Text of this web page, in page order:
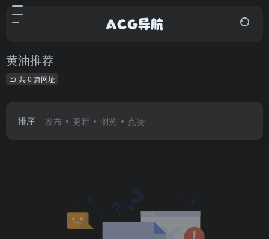
黄油推荐
共 0 篇网址
排序 发布 更新 浏览 点赞